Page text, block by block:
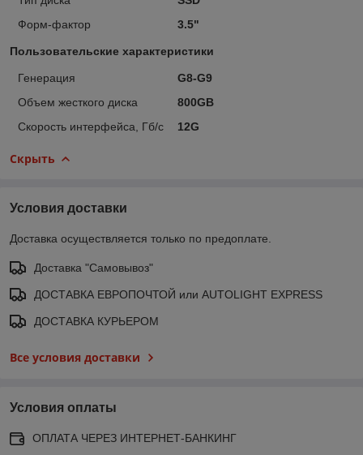
Форм-фактор
3.5"
Пользовательские характеристики
Генерация
G8-G9
Объем жесткого диска
800GB
Скорость интерфейса, Гб/с
12G
Скрыть
Условия доставки
Доставка осуществляется только по предоплате.
Доставка "Самовывоз"
ДОСТАВКА ЕВРОПОЧТОЙ или AUTOLIGHT EXPRESS
ДОСТАВКА КУРЬЕРОМ
Все условия доставки
Условия оплаты
ОПЛАТА ЧЕРЕЗ ИНТЕРНЕТ-БАНКИНГ